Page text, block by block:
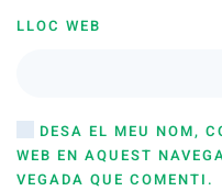
LLOC WEB
DESA EL MEU NOM,
WEB EN AQUEST
VEGADA QUE COMENTI.